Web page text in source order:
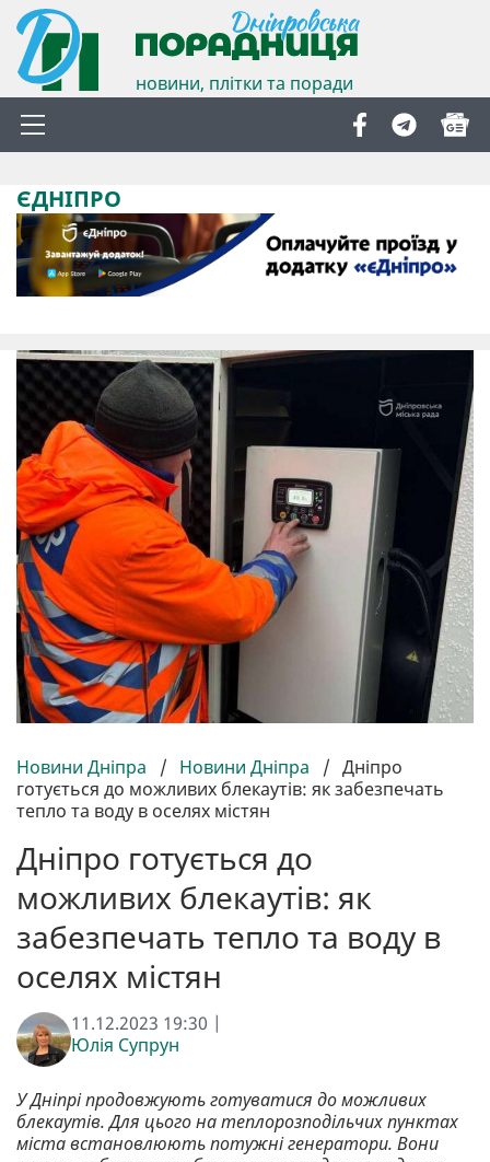
новини, плітки та поради
ЄДНІПРО
Новини Дніпра / Новини Дніпра / Дніпро
готується до можливих блекаутів: як забезпечать
тепло та воду в оселях містян
Дніпро готується до
можливих блекаутів: як
забезпечать тепло та воду в
оселях містян
11.12.2023 19:30 |
Юлія Супрун
У Дніпрі продовжують готуватися до можливих
блекаутів. Для цього на теплорозподільчих пунктах
міста встановлюють потужні генератори. Вони